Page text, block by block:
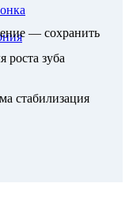
— сохранить
роста зуба
стабилизация